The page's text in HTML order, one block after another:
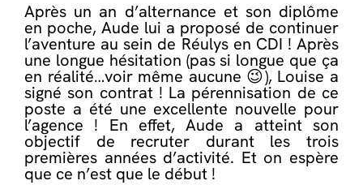
Après un an d’alternance et son diplôme
en poche, Aude lui a proposé de continuer
l’aventure au sein de Réulys en CDI ! Après
une longue hésitation (pas si longue que ça
en réalité…voir même aucune 😉), Louise a
signé son contrat ! La pérennisation de ce
poste a été une excellente nouvelle pour
l’agence ! En effet, Aude a atteint son
objectif de recruter durant les trois
premières années d’activité. Et on espère
que ce n’est que le début !